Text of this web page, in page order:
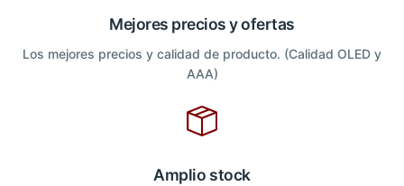
Mejores precios y ofertas
Los mejores precios y calidad de producto. (Calidad OLED y
AAA)
Amplio stock